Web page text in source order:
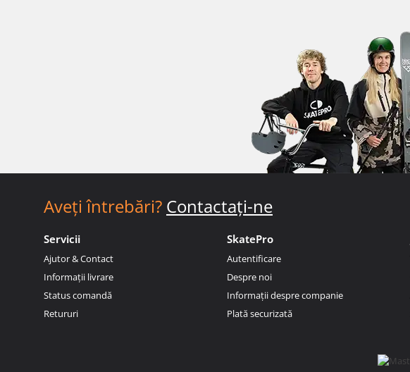
Aveți întrebări? Contactați-ne
Servicii
Ajutor & Contact
Informații livrare
Status comandă
Retururi
SkatePro
Autentificare
Despre noi
Informații despre companie
Plată securizată